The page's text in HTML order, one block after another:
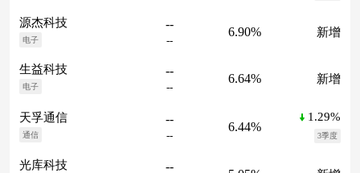
源杰科技
电子
--
--
6.90% 新增
生益科技
电子
--
--
6.64% 新增
天孚通信
通信
--
--
6.44%
1.29%
3季度
光库科技 --